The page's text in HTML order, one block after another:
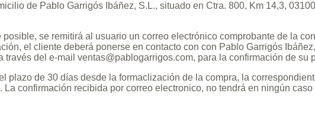
de Pablo Garrigós Ibáñez, S.L., situado en Ctra. 800, Km 14,3,
se remitirá al usuario un correo electrónico comprobante de la
el cliente deberá ponerse en contacto con con Pablo Garrigós
través del e-mail ventas@pablogarrigos.com, para la confirmación de su
plazo de 30 días desde la formaclización de la compra, la
confirmación recibida por correo electronico, no tendrá en ningún